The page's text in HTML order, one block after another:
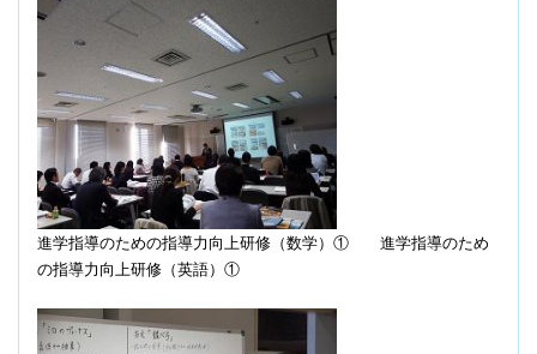
進学指導のための指導力向上研修（数学）① 進学指導のため
の指導力向上研修（英語）①